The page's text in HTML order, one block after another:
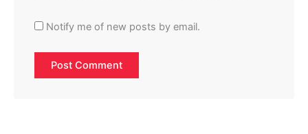
Notify me of new posts by email.